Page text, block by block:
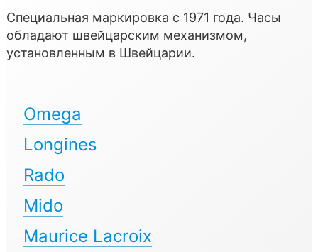
Специальная маркировка с 1971 года. Часы
обладают швейцарским механизмом,
установленным в Швейцарии.
Omega
Longines
Rado
Mido
Maurice Lacroix